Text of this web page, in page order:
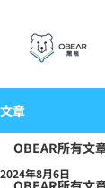
文章
OBEAR所有文
2024年8月6日